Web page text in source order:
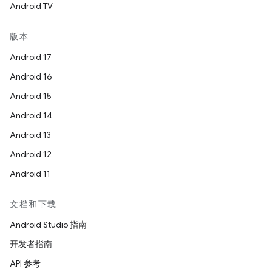
Android TV
版本
Android 17
Android 16
Android 15
Android 14
Android 13
Android 12
Android 11
文档和下载
Android Studio 指南
开发者指南
API 参考